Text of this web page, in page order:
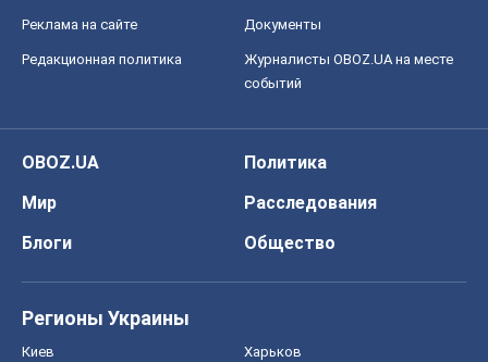
Реклама на сайте Документы
Редакционная политика
Журналисты OBOZ.UA на месте
событий
OBOZ.UA
Политика
Мир
Расследования
Блоги
Общество
Регионы Украины
Киев Харьков